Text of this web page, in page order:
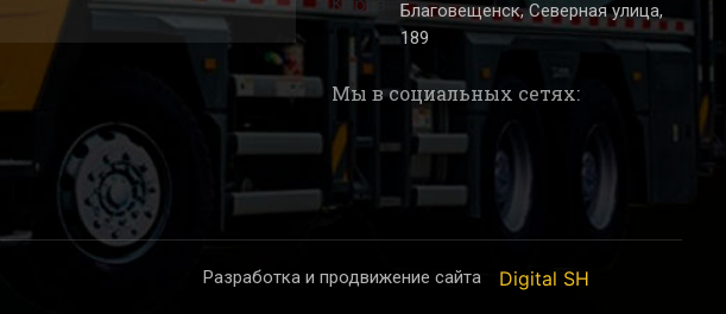
Благовещенск, Северная улица,
189
Мы в социальных сетях:
Разработка и продвижение сайта Digital SH